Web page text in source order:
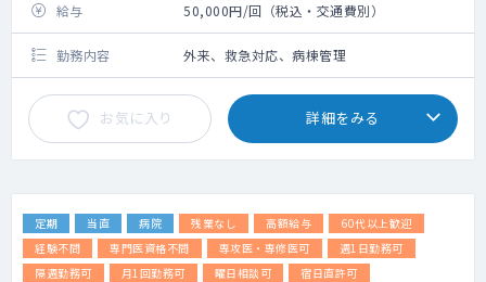
給与 50,000円/回（税込・交通費別）
勤務内容 外来、救急対応、病棟管理
お気に入り 詳細をみる
定期 当直 病院 残業なし 高額給与
60代以上歓迎
経験不問
専門医資格不問 専攻医・専修医可
週1日勤務可
隔週勤務可
月1回勤務可 曜日相談可 宿日直許可